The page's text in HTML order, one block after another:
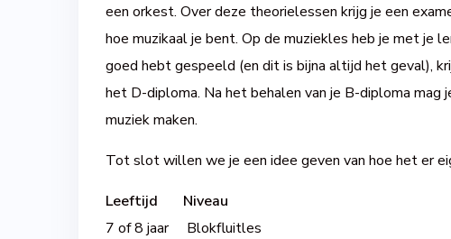
een orkest. Over deze theorielessen krijg je een
hoe muzikaal je bent. Op de muziekles heb je met je
goed hebt gespeeld (en dit is bijna altijd het geval),
het D-diploma. Na het behalen van je B-diploma
muziek maken.
Tot slot willen we je een idee geven van hoe het er
Leeftijd Niveau
7 of 8 jaar Blokfluitles